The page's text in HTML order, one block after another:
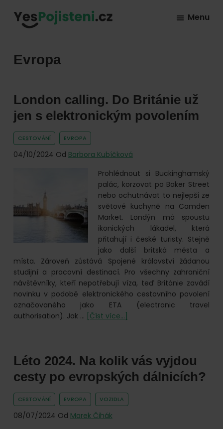
všech
pojištění
od
hlavních
pojišťoven
na
nejlevnější
pojištění
Menu
Evropa
London calling. Do Británie už
jen s elektronickým povolením
CESTOVÁNÍ EVROPA
04/10/2024 Od Barbora Kubíčková
Prohlédnout si Buckinghamský
palác, korzovat po Baker Street
nebo ochutnávat to nejlepší ze
světové kuchyně na Camden
Market. Londýn má spoustu
ikonických lákadel, která
přitahují i české turisty. Stejně
jako další britská města a
místa. Zároveň zůstává Spojené království žádanou
studijní a pracovní destinací. Pro všechny zahraniční
návštěvníky, kteří nepotřebují víza, teď Británie zavádí
novinku v podobě elektronického cestovního povolení
označovaného jako ETA (electronic travel
authorisation). Jak … [Číst více...]
Británie
už
jen
s elektronickým
povolením
Léto 2024. Na kolik vás vyjdou
cesty po evropských dálnicích?
CESTOVÁNÍ EVROPA VOZIDLA
08/07/2024 Od Marek Čihák